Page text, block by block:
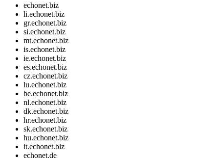
echonet.biz
li.echonet.biz
gr.echonet.biz
si.echonet.biz
mt.echonet.biz
is.echonet.biz
ie.echonet.biz
es.echonet.biz
cz.echonet.biz
lu.echonet.biz
be.echonet.biz
nl.echonet.biz
dk.echonet.biz
hr.echonet.biz
sk.echonet.biz
hu.echonet.biz
it.echonet.biz
echonet.de